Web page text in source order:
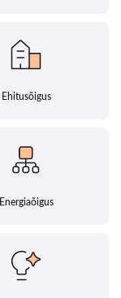
Ehitusõigus
Energiaõigus